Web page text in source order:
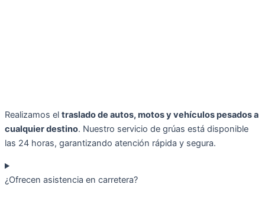
Realizamos el traslado de autos, motos y vehículos pesados a
cualquier destino. Nuestro servicio de grúas está disponible
las 24 horas, garantizando atención rápida y segura.
¿Ofrecen asistencia en carretera?